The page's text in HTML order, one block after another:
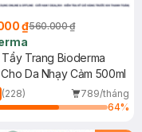
₫560.000 ₫
Trang Bioderma
Da Nhạy Cảm 500ml
(228)
789/tháng
64%